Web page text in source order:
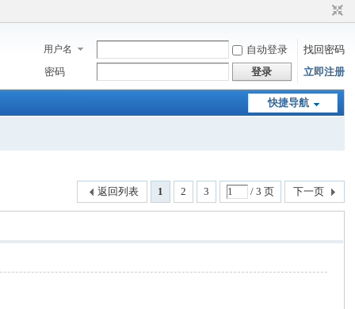
用户名 自动登录
找回密码
密码
登录 立即注册
快捷导航
1 2 3 / 3 页 下一页
返回列表